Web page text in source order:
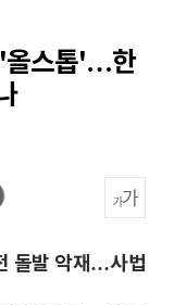
'올스톱'…한
돌발 악재…사법